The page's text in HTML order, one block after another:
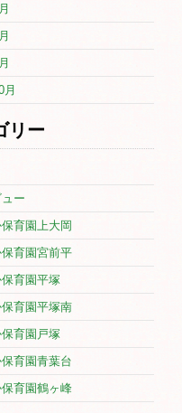
月
リー
ー
育園上大岡
育園宮前平
育園平塚
育園平塚南
育園戸塚
育園青葉台
育園鶴ヶ峰